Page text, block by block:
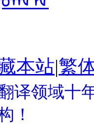
本站|繁
译领域十
！